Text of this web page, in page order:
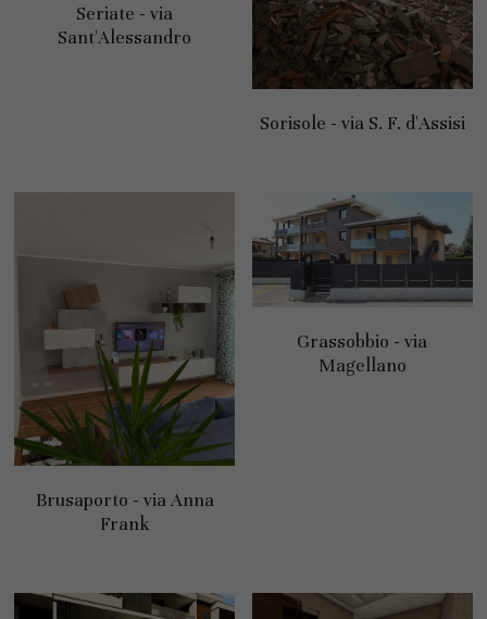
Seriate - via
Sant'Alessandro
Sorisole - via S. F. d'Assisi
Brusaporto - via Anna
Frank
Grassobbio - via
Magellano